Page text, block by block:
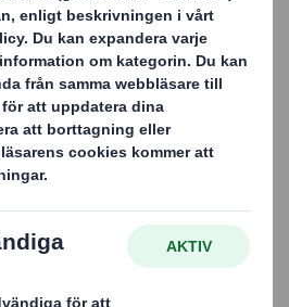
nordiska
om?
är många när
Hållbarhet, återvinning
är högt prioriterade enligt